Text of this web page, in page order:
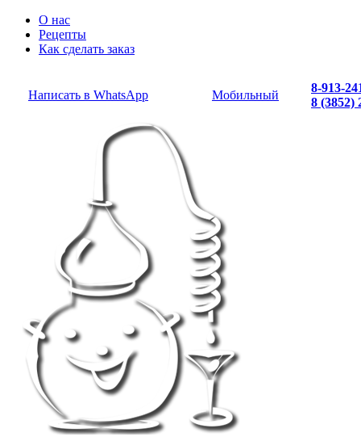
О нас
Рецепты
Как сделать заказ
Написать в WhatsApp Мобильный
8-913-
8 (3852)